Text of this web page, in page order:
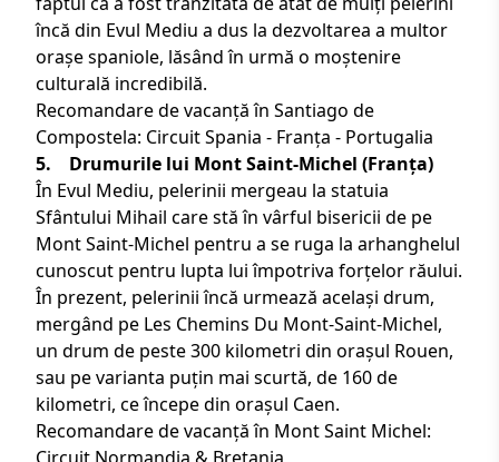
încă din Evul Mediu a dus la dezvoltarea a multor
orașe spaniole, lăsând în urmă o moștenire
culturală incredibilă.
Recomandare de vacanță în Santiago de
Compostela: Circuit Spania - Franța - Portugalia
5. Drumurile lui Mont Saint-Michel (Franța)
În Evul Mediu, pelerinii mergeau la statuia
Sfântului Mihail care stă în vârful bisericii de pe
Mont Saint-Michel pentru a se ruga la arhanghelul
cunoscut pentru lupta lui împotriva forțelor răului.
În prezent, pelerinii încă urmează același drum,
mergând pe Les Chemins Du Mont-Saint-Michel,
un drum de peste 300 kilometri din orașul Rouen,
sau pe varianta puțin mai scurtă, de 160 de
kilometri, ce începe din orașul Caen.
Recomandare de vacanță în Mont Saint Michel: